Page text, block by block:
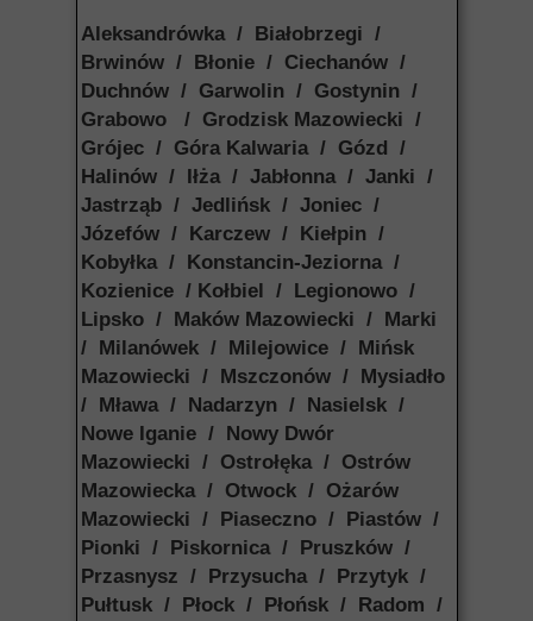
Aleksandrówka / Białobrzegi /
Brwinów / Błonie / Ciechanów /
Duchnów / Garwolin / Gostynin /
Grabowo / Grodzisk Mazowiecki /
Grójec / Góra Kalwaria / Gózd /
Halinów / Iłża / Jabłonna / Janki /
Jastrząb / Jedlińsk / Joniec /
Józefów / Karczew / Kiełpin /
Kobyłka / Konstancin-Jeziorna /
Kozienice / Kołbiel / Legionowo /
Lipsko / Maków Mazowiecki / Marki
/ Milanówek / Milejowice / Mińsk
Mazowiecki / Mszczonów / Mysiadło
/ Mława / Nadarzyn / Nasielsk /
Nowe Iganie / Nowy Dwór
Mazowiecki / Ostrołęka / Ostrów
Mazowiecka / Otwock / Ożarów
Mazowiecki / Piaseczno / Piastów /
Pionki / Piskornica / Pruszków /
Przasnysz / Przysucha / Przytyk /
Pułtusk / Płock / Płońsk / Radom /